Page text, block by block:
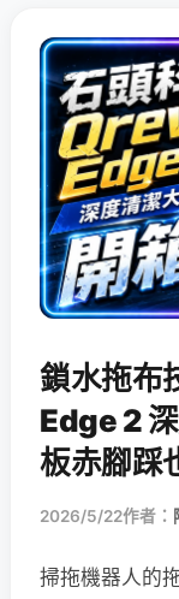
鎖水拖布
Edge 2
板赤腳踩
2026/5/22作者：
掃拖機器人的